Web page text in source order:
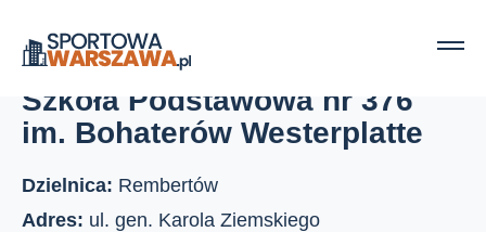
Strona główna
Boiska szkolne
Szkoła Podstawowa nr 376 im. Bohaterów Westerplatte
Szkoła Podstawowa nr 376
im. Bohaterów Westerplatte
Dzielnica: Rembertów
Adres: ul. gen. Karola Ziemskiego